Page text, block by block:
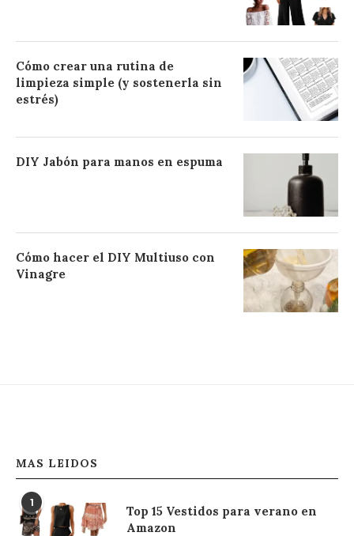
Cómo crear una rutina de
limpieza simple (y sostenerla sin
estrés)
DIY Jabón para manos en espuma
Cómo hacer el DIY Multiuso con
Vinagre
MAS LEIDOS
1
Top 15 Vestidos para verano en
Amazon